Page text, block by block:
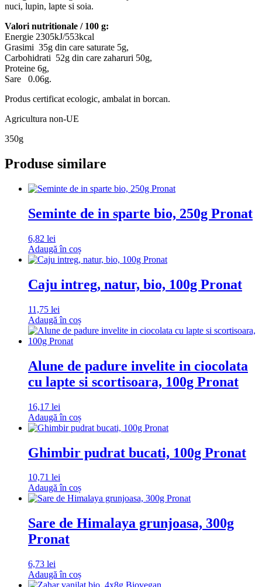
nuci, lupin, lapte si soia.
Valori nutritionale / 100 g:
Energie 2305kJ/553kcal
Grasimi 35g din care saturate 5g,
Carbohidrati 52g din care zaharuri 50g,
Proteine 6g,
Sare 0.06g.
Produs certificat ecologic, ambalat in borcan.
Agricultura non-UE
350g
Produse similare
Seminte de in sparte bio, 250g Pronat
6,82 lei
Adaugă în coș
Caju intreg, natur, bio, 100g Pronat
11,75 lei
Adaugă în coș
Alune de padure invelite in ciocolata
cu lapte si scortisoara, 100g Pronat
16,17 lei
Adaugă în coș
Ghimbir pudrat bucati, 100g Pronat
10,71 lei
Adaugă în coș
Sare de Himalaya grunjoasa, 300g
Pronat
6,73 lei
Adaugă în coș